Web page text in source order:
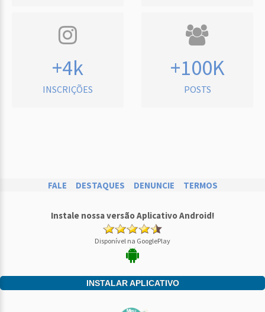
+4k
INSCRIÇÕES
+100K
POSTS
FALE DESTAQUES DENUNCIE TERMOS
Instale nossa versão Aplicativo Android!
Disponível na GooglePlay
INSTALAR APLICATIVO